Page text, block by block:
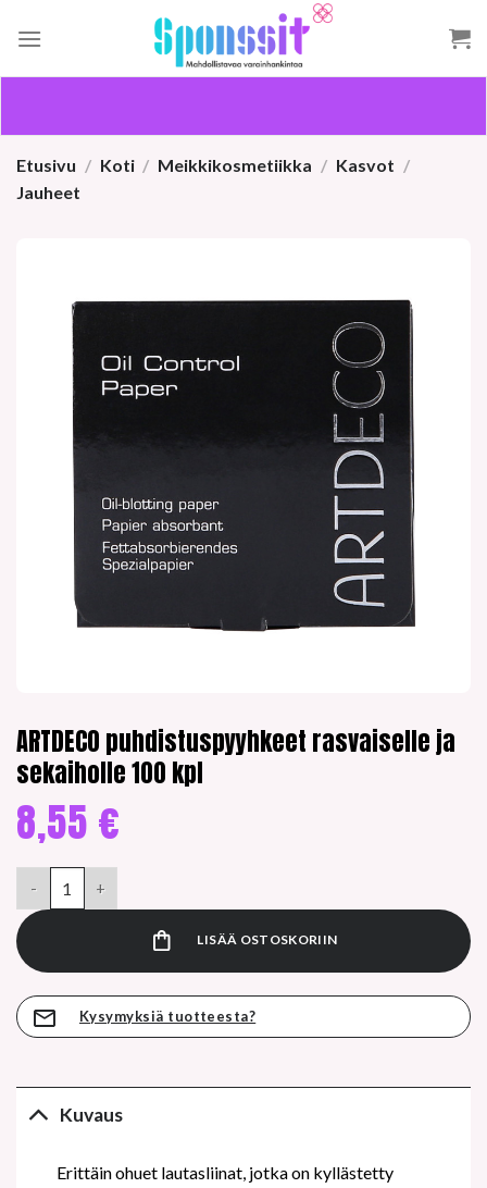
Etusivu / Koti / Meikkikosmetiikka / Kasvot /
Jauheet
ARTDECO puhdistuspyyhkeet rasvaiselle ja
sekaiholle 100 kpl
8,55 €
LISÄÄ OSTOSKORIIN
Kysymyksiä tuotteesta?
Kuvaus
Erittäin ohuet lautasliinat, jotka on kyllästetty